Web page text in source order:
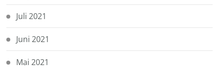
Juli 2021
Juni 2021
Mai 2021